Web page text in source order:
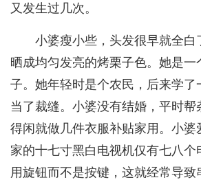
又发生过几次。
小婆瘦小些，头发很早就全白
晒成均匀发亮的烤栗子色。她是一
子。她年轻时是个农民，后来学了
当了裁缝。小婆没有结婚，平时帮
得闲就做几件衣服补贴家用。小婆
家的十七寸黑白电视机仅有七八个
用旋钮而不是按键，这就经常导